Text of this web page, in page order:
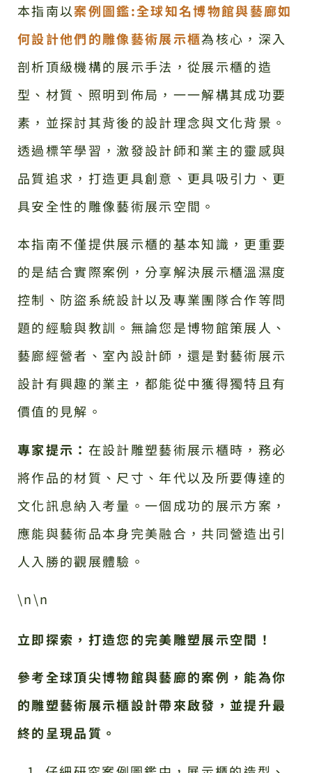
本指南以案例圖鑑:全球知名博物館與藝廊如
何設計他們的雕像藝術展示櫃為核心，深入
剖析頂級機構的展示手法，從展示櫃的造
型、材質、照明到佈局，一一解構其成功要
素，並探討其背後的設計理念與文化背景。
透過標竿學習，激發設計師和業主的靈感與
品質追求，打造更具創意、更具吸引力、更
具安全性的雕像藝術展示空間。
本指南不僅提供展示櫃的基本知識，更重要
的是結合實際案例，分享解決展示櫃溫濕度
控制、防盜系統設計以及專業團隊合作等問
題的經驗與教訓。無論您是博物館策展人、
藝廊經營者、室內設計師，還是對藝術展示
設計有興趣的業主，都能從中獲得獨特且有
價值的見解。
專家提示： 在設計雕塑藝術展示櫃時，務必
將作品的材質、尺寸、年代以及所要傳達的
文化訊息納入考量。一個成功的展示方案，
應能與藝術品本身完美融合，共同營造出引
人入勝的觀展體驗。
\n\n
立即探索，打造您的完美雕塑展示空間！
參考全球頂尖博物館與藝廊的案例，能為你
的雕塑藝術展示櫃設計帶來啟發，並提升最
終的呈現品質。